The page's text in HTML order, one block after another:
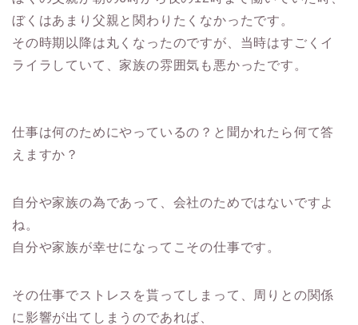
ぼくはあまり父親と関わりたくなかったです。
その時期以降は丸くなったのですが、当時はすごくイ
ライラしていて、家族の雰囲気も悪かったです。
仕事は何のためにやっているの？と聞かれたら何て答
えますか？
自分や家族の為であって、会社のためではないですよ
ね。
自分や家族が幸せになってこその仕事です。
その仕事でストレスを貰ってしまって、周りとの関係
に影響が出てしまうのであれば、